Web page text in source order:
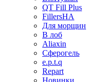
QT Fill Plus
FillersHA
Для морщин
В лоб
Aliaxin
Сферогель
e.p.t.q
Repart
Новинки